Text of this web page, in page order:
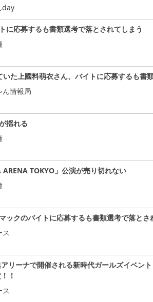
に応募するも書類選考で落とされてしまう
た上國料萌衣さん、バイトに応募するも書
ん情報局
揺れる
TOKYO」公演が売り切れない
ックのバイトに応募するも書類選考で落とさ
ス
アリーナで開催される新時代ガールズイベン
！
ス